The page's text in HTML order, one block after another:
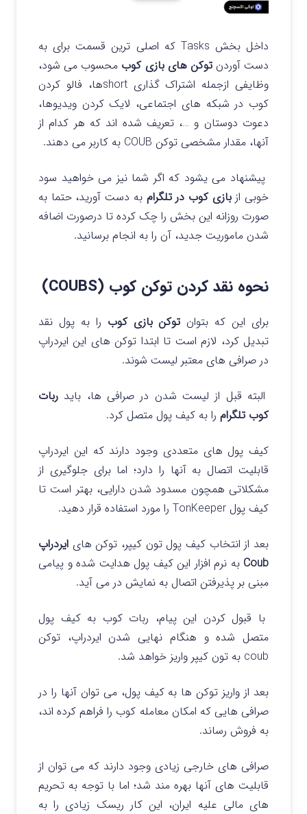
داخل بخش Tasks که اصلی ترین قسمت برای به
دست آوردن توکن های بازی کوب محسوب می شود،
وظایفی ازجمله اشتراک گذاری shortها، فالو کردن
کوب در شبکه های اجتماعی، لایک کردن ویدیوها،
دعوت دوستان و …، تعریف شده اند که هر کدام از
آنها، مقدار مشخصی توکن COUB به کاربر می دهند.
پیشنهاد می یشود که اگر شما نیز می خواهید سود
خوبی ازبازی کوب در تلگرام به دست آورید، حتما به
صورت روزانه این بخش را چک کرده تا درصورت اضافه
شدن ماموریت جدید، آن را به انجام برسانید.
نحوه نقد کردن توکن کوب (COUBS)
برای این که بتوان توکن بازی کوب را به پول نقد
تبدیل کرد، لازم است تا ابتدا توکن های این ایردراپ
در صرافی های معتبر لیست شوند.
البته قبل از لیست شدن در صرافی ها، باید ربات
کوب تلگرام را به کیف پول متصل کرد.
کیف پول های متعددی وجود دارند که این ایردراپ
قابلیت اتصال به آنها را دارد؛ اما برای جلوگیری از
مشکلاتی همچون مسدود شدن دارایی، بهتر است تا
کیف پول TonKeeper را مورد استفاده قرار دهید.
بعد از انتخاب کیف پول تون کیپر، توکن های ایردراپ
Coub به نرم افزار این کیف پول هدایت شده و پیامی
مبنی بر پذیرفتن اتصال به نمایش در می آید.
با قبول کردن این پیام، ربات کوب به کیف پول
متصل شده و هنگام نهایی شدن ایردراپ، توکن
coub به تون کیپر واریز خواهد شد.
بعد از واریز توکن ها به کیف پول، می توان آنها را در
صرافی هایی که امکان معامله کوب را فراهم کرده اند،
به فروش رساند.
صرافی های خارجی زیادی وجود دارند که می توان از
قابلیت های آنها بهره مند شد؛ اما با توجه به تحریم
های مالی علیه ایران، این کار ریسک زیادی را به